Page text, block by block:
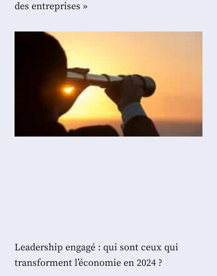
des entreprises »
Leadership engagé : qui sont ceux qui
transforment l’économie en 2024 ?